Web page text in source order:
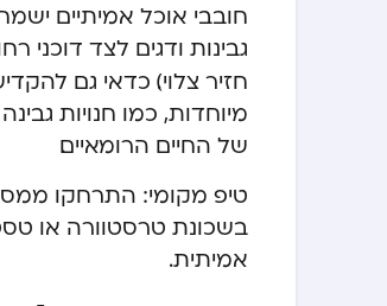
חובבי אוכל אמיתיים
גבינות ודגים לצד
חזיר צלוי). כדאי גם
מיוחדות, כמו חנויות
של החיים הרומאיים.
טיפ מקומי: התרחקו
בשכונת טרסטוורה או
אמיתית.